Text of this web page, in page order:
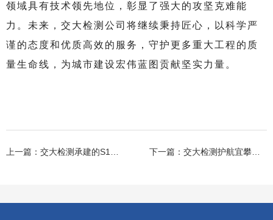
领域具有技术领先地位，彰显了强大的攻坚克难能
力。未来，交大检测公司将继续秉持匠心，以科学严
谨的态度和优质高效的服务，守护更多重大工程的质
量生命线，为城市建设宏伟蓝图贡献坚实力量。
上一篇： 交大检测承建的S10张马高速中心试验室顺利通过验收 下一篇： 交大检测护航宜攀高速宁会隧道双洞贯通